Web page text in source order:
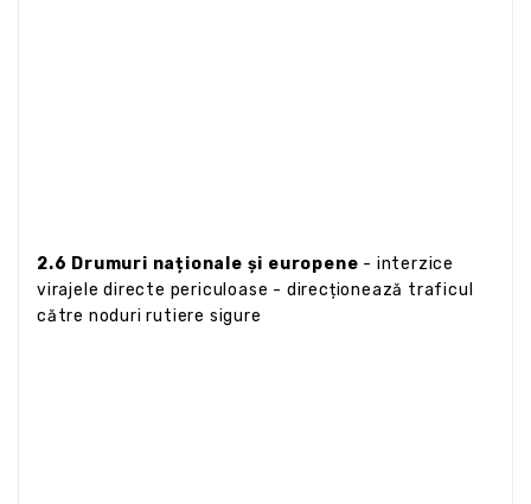
2.6 Drumuri naționale și europene - interzice
virajele directe periculoase - direcționează traficul
către noduri rutiere sigure